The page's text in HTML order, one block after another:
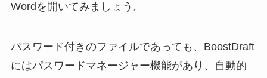
Wordを開いてみましょう。
パスワード付きのファイルであっても、BoostDraft
にはパスワードマネージャー機能があり、自動的